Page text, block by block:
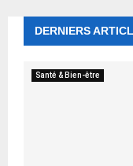
DERNIERS
Santé & Bien-être